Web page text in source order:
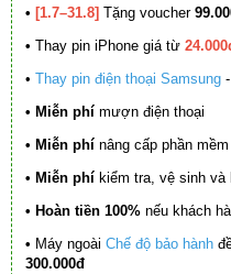
• [1.7–31.8] Tặng voucher
• Thay pin iPhone giá từ
• Thay pin điện thoại Samsung
• Miễn phí mượn điện thoại
• Miễn phí nâng cấp phần mềm
• Miễn phí kiểm tra, vệ sinh và
• Hoàn tiền 100% nếu khách
• Máy ngoài Chế độ bảo hành
300.000đ